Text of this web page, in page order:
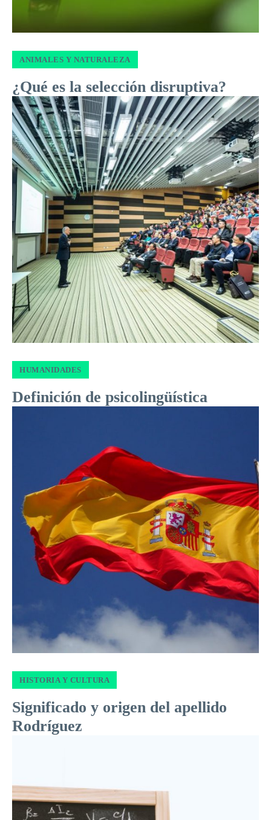
ANIMALES Y NATURALEZA
¿Qué es la selección disruptiva?
HUMANIDADES
Definición de psicolingüística
HISTORIA Y CULTURA
Significado y origen del apellido
Rodríguez